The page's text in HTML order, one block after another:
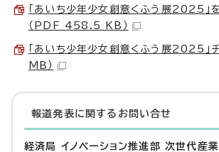
「あいち少年少女創意くふう展2025」
（PDF 458.5 KB）
「あいち少年少女創意くふう展2025」
MB）
報道発表に関するお問い合せ
経済局 イノベーション推進部 次世代産